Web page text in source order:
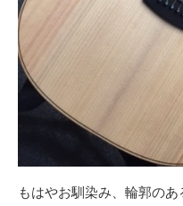
もはやお馴染み、輪郭の